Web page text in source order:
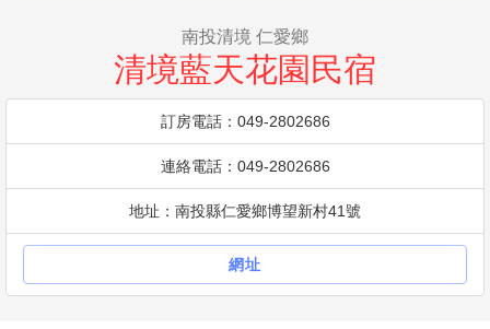
南投清境 仁愛鄉
清境藍天花園民宿
訂房電話：049-2802686
連絡電話：049-2802686
地址：南投縣仁愛鄉博望新村41號
網址